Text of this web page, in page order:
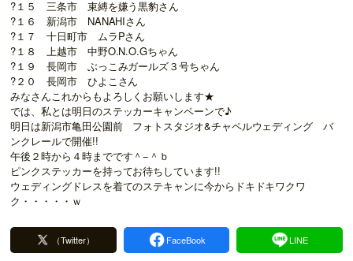
?１５ 三条市 束縛を嫌う黒豹さん
?１６ 新潟市 NANAHIさん
?１７ 十日町市 ムラPさん
?１８ 上越市 中野O.N.O.Gちゃん
?１９ 長岡市 ぶっこみガールズ３号ちゃん
?２０ 長岡市 ひよこさん
みなさんこれからもよろしくお願いします★
では、私とは明日のステッカーキャンペーンで♪
明日は新潟市亀田公園前 フォトスタジオ&チャペルウェディング バ
ンクレールで開催!!
午後２時から４時までです＾−＾ｂ
ピンクステッカーを持ってお待ちしています!!
ウェディングドレスを着てのステキャンに今からドキドキワクワ
ク・・・・・ｗ
（Twitter） FaceBook LINE